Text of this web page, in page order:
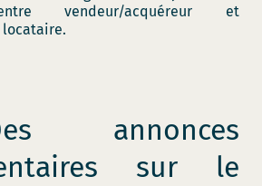
vendeur/acquéreur et
annonces
sur le